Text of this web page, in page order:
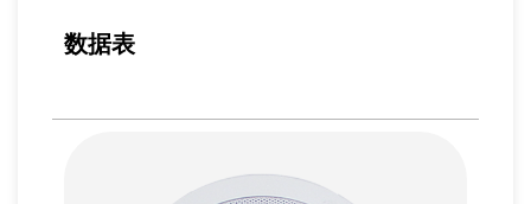
数据表